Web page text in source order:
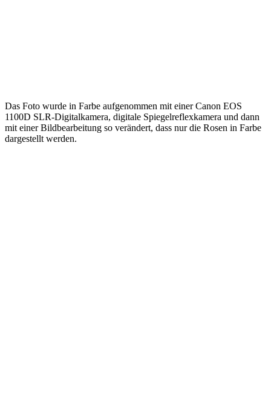
Das Foto wurde in Farbe aufgenommen mit einer Canon EOS
1100D SLR-Digitalkamera, digitale Spiegelreflexkamera und dann
mit einer Bildbearbeitung so verändert, dass nur die Rosen in Farbe
dargestellt werden.